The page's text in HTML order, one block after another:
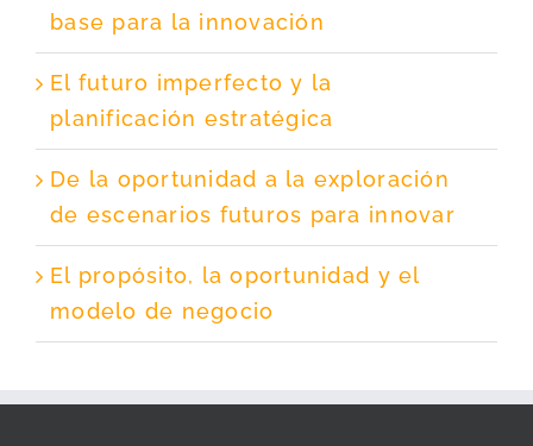
base para la innovación
El futuro imperfecto y la
planificación estratégica
De la oportunidad a la exploración
de escenarios futuros para innovar
El propósito, la oportunidad y el
modelo de negocio